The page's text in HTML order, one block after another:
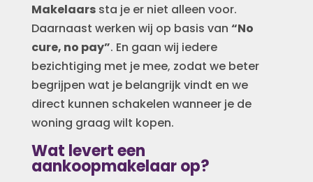
Makelaarssta je er niet alleen voor.
Daarnaast werken wij op basis van “No
cure, no pay”. En gaan wij iedere
bezichtiging met je mee, zodat we beter
begrijpen wat je belangrijk vindt en we
direct kunnen schakelen wanneer je de
woning graag wilt kopen.
Wat levert een
aankoopmakelaar op?